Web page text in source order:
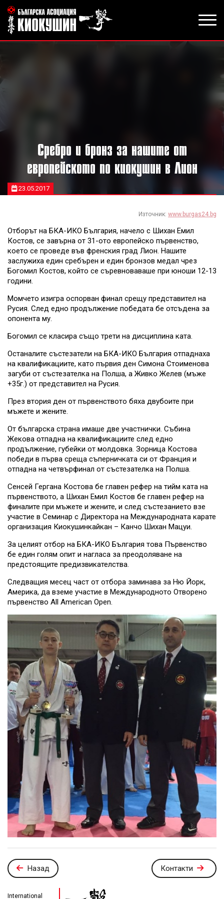
Сребро и бронз за нашите от
европейското по киокушин в Лион
23.05.2017
Източник: www.burgas24.bg
Отборът на БКА-ИКО България, начело с Шихан Емил
Костов, се завърна от 31-ото европейско първенство,
което се проведе във френския град Лион. Нашите
заслужиха един сребърен и един бронзов медал чрез
Богомил Костов, който се съревноваваше при юноши 12-13
години.
Момчето изигра оспорван финал срещу представител на
Русия. След едно продължение победата бе отсъдена за
опонента му.
Богомил се класира също трети на дисциплина ката.
Останалите състезатели на БКА-ИКО България отпаднаха
на квалификациите, като първия ден Симона Стоименова
загуби от състезателка на Полша, а Живко Желев (мъже
+35г.) от представител на Русия.
През втория ден от първенството бяха двубоите при
мъжете и жените.
От българска страна имаше две участнички. Събина
Жекова отпадна на квалификациите след едно
продължение, губейки от молдовка. Зорница Костова
победи в първа среща съперничката си от Франция и
отпадна на четвърфинал от състезателка на Полша.
Сенсей Гергана Костова бе главен рефер на тийм ката на
първенството, а Шихан Емил Костов бе главен рефер на
финалите при мъжете и жените, и след състезанието взе
участие в Семинар с Директора на Международната карате
организация Киокушинкайкан – Канчо Шихан Мацуи.
За целият отбор на БКА-ИКО България това Първенство
бе един голям опит и нагласа за преодоляване на
предстоящите предизвикателства.
Следващия месец част от отбора заминава за Ню Йорк,
Америка, да вземе участие в Международното Отворено
първенство All American Open.
Назад Контакти
International